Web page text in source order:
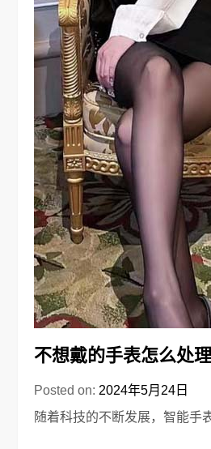
不想戴的手表怎么处理
Posted on: 2024年5月24日
随着科技的不断发展，智能手